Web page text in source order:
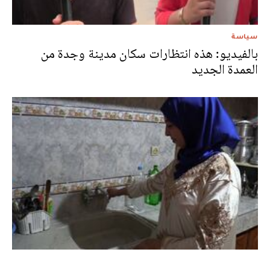
سياسة
بالفيديو: هذه انتظارات سكان مدينة وجدة من
العمدة الجديد